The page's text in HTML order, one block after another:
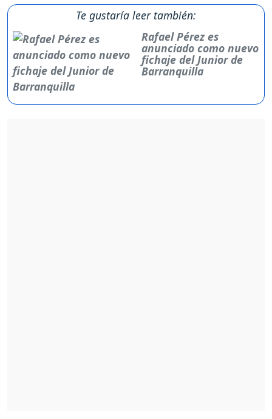
Te gustaría leer también:
Rafael Pérez es
anunciado como nuevo
fichaje del Junior de
Barranquilla